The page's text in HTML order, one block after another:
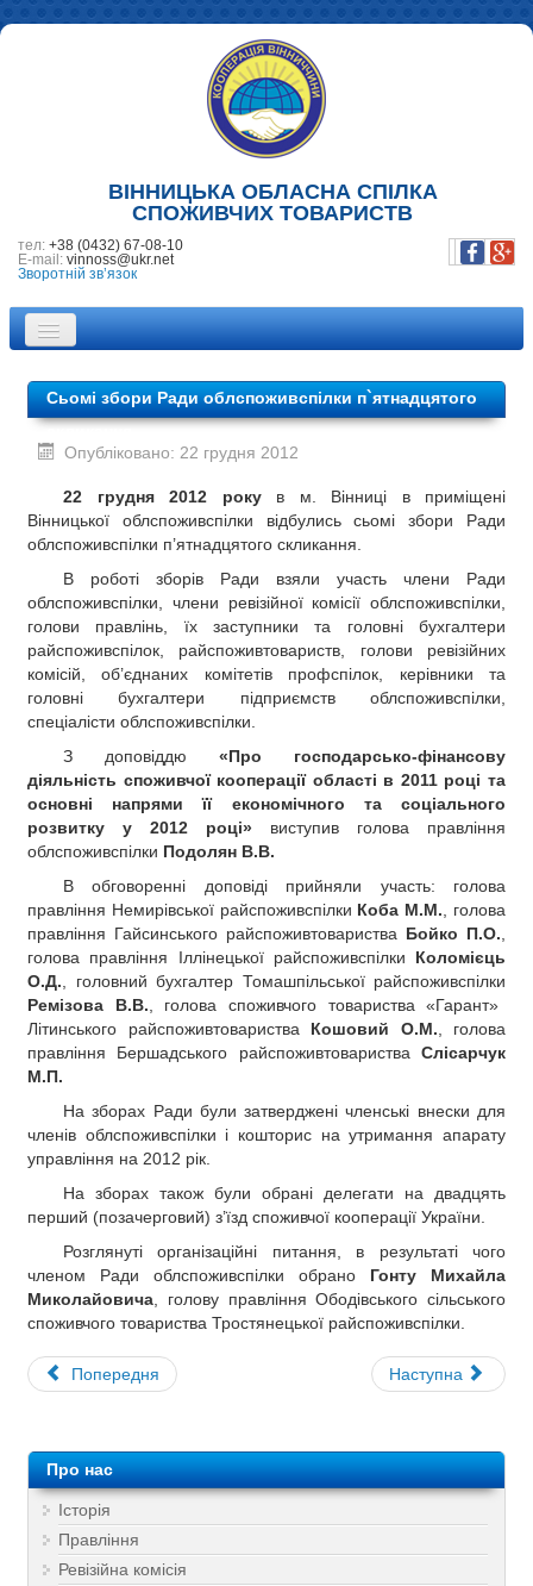
ВІННИЦЬКА ОБЛАСНА СПІЛКА
СПОЖИВЧИХ ТОВАРИСТВ
тел: +38 (0432) 67-08-10
E-mail: vinnoss@ukr.net
Зворотній зв’язок
НОВИНИ
ПІДПРИЄМСТВА
ФОТОГАЛЕРЕЯ
РЕКЛАМА
КОНТАКТИ
Сьомі збори Ради облспоживспілки п`ятнадцятого
скликання
Опубліковано: 22 грудня 2012
22 грудня 2012 рокув м. Вінниці в приміщені
Вінницької облспоживспілки відбулись сьомі збори Ради
облспоживспілки п’ятнадцятого скликання.
В роботі зборів Ради взяли участь члени Ради
облспоживспілки, члени ревізійної комісії облспоживспілки,
голови правлінь, їх заступники та головні бухгалтери
райспоживспілок, райспоживтовариств, голови ревізійних
комісій, об’єднаних комітетів профспілок, керівники та
головні бухгалтери підприємств облспоживспілки,
спеціалісти облспоживспілки.
З доповіддю «Про господарсько-фінансову
діяльність споживчої кооперації області в 2011 році та
основні напрями її економічного та соціального
розвитку у 2012 році» виступив голова правління
облспоживспілки Подолян В.В.
В обговоренні доповіді прийняли участь: голова
правління Немирівської райспоживспілки Коба М.М. , голова
правління Гайсинського райспоживтовариства Бойко П.О.
голова правління Іллінецької райспоживспілки Коломієць
О.Д. , головний бухгалтер Томашпільської райспоживспілки
Ремізова В.В. , голова споживчого товариства «Гарант»
Літинського райспоживтовариства Кошовий О.М. , голова
правління Бершадського райспоживтовариства Слісарчук
М.П.
На зборах Ради були затверджені членські внески для
членів облспоживспілки і кошторис на утримання апарату
управління на 2012 рік.
На зборах також були обрані делегати на двадцять
перший (позачерговий) з’їзд споживчої кооперації України.
Розглянуті організаційні питання, в результаті чого
членом Ради облспоживспілки обрано Гонту Михайла
Миколайовича , голову правління Ободівського сільського
споживчого товариства Тростянецької райспоживспілки.
Попередня Наступна
Про нас
Історія
Правління
Ревізійна комісія